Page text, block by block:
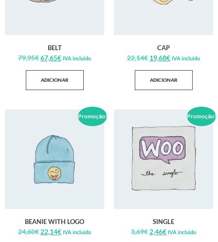
BELT
79,95€67,65€ IVA incluido
ADICIONAR
CAP
22,14€ 19,68€ IVA incluido
ADICIONAR
Promoção!
BEANIE WITH LOGO
24,60€ 22,14€ IVA incluido
Promoção!
SINGLE
3,69€ 2,46€ IVA incluido